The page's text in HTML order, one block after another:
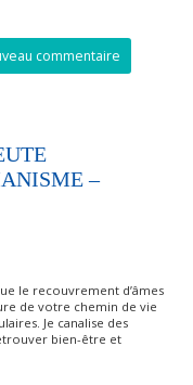
commentaire
–
le recouvrement d’âmes
de votre chemin de vie
Je canalise des
bien-être et